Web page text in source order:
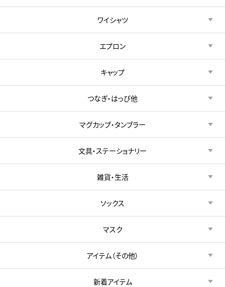
ワイシャツ
エプロン
キャップ
つなぎ・はっぴ他
マグカップ・タンブラー
文具・ステーショナリー
雑貨・生活
ソックス
マスク
アイテム（その他）
新着アイテム